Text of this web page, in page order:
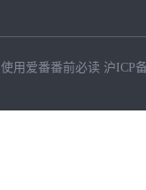
使用爱番番前必读 沪ICP